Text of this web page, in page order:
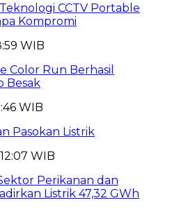
CCTV Portable
Kompromi
WIB
Color Run Berhasil
Besak
WIB
Pasokan Listrik
WIB
Perikanan dan
Listrik 47,32 GWh